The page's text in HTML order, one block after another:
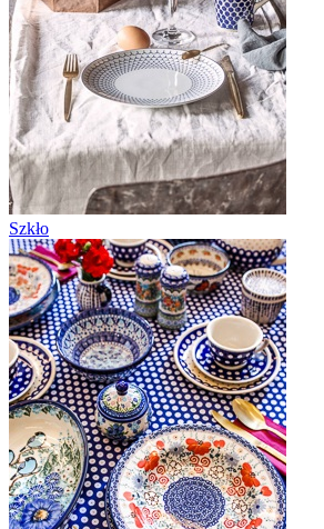
Szkło